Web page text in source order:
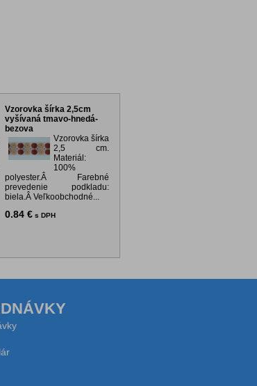
Vzorovka šírka 2,5cm
vyšívaná tmavo-hnedá-
bezova
Vzorovka šírka
2,5 cm.
Materiál:
100%
polyester.Â Farebné
prevedenie podkladu:
biela.Â Veľkoobchodné...
0.84 € s DPH